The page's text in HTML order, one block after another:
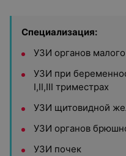
Специализация:
УЗИ органов малого
УЗИ при
I,II,III триместрах
УЗИ щитовидной
УЗИ органов
УЗИ почек